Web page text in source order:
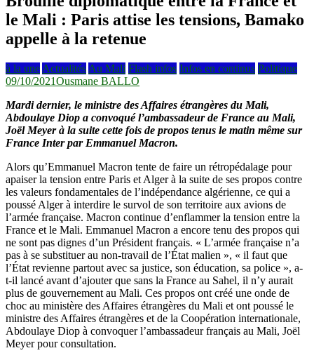
le Mali : Paris attise les tensions, Bamako
appelle à la retenue
à la une Actualités Au Mali Flash infos Infos en continus Politique
09/10/2021Ousmane BALLO
Mardi dernier, le ministre des Affaires étrangères du Mali,
Abdoulaye Diop a convoqué l’ambassadeur de France au Mali,
Joël Meyer à la suite cette fois de propos tenus le matin même sur
France Inter par Emmanuel Macron.
Alors qu’Emmanuel Macron tente de faire un rétropédalage pour
apaiser la tension entre Paris et Alger à la suite de ses propos contre
les valeurs fondamentales de l’indépendance algérienne, ce qui a
poussé Alger à interdire le survol de son territoire aux avions de
l’armée française. Macron continue d’enflammer la tension entre la
France et le Mali. Emmanuel Macron a encore tenu des propos qui
ne sont pas dignes d’un Président français. « L’armée française n’a
pas à se substituer au non-travail de l’État malien », « il faut que
l’État revienne partout avec sa justice, son éducation, sa police », a-
t-il lancé avant d’ajouter que sans la France au Sahel, il n’y aurait
plus de gouvernement au Mali. Ces propos ont créé une onde de
choc au ministère des Affaires étrangères du Mali et ont poussé le
ministre des Affaires étrangères et de la Coopération internationale,
Abdoulaye Diop à convoquer l’ambassadeur français au Mali, Joël
Meyer pour consultation.